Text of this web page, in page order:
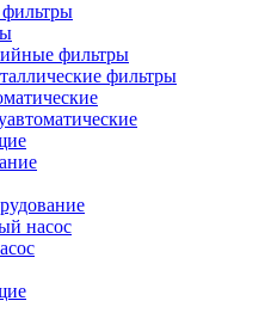
фильтры
фильтры
насос